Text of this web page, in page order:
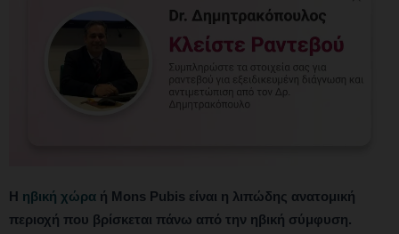
Η ηβική χώρα ή Mons Pubis είναι η λιπώδης ανατομική
περιοχή που βρίσκεται πάνω από την ηβική σύμφυση.